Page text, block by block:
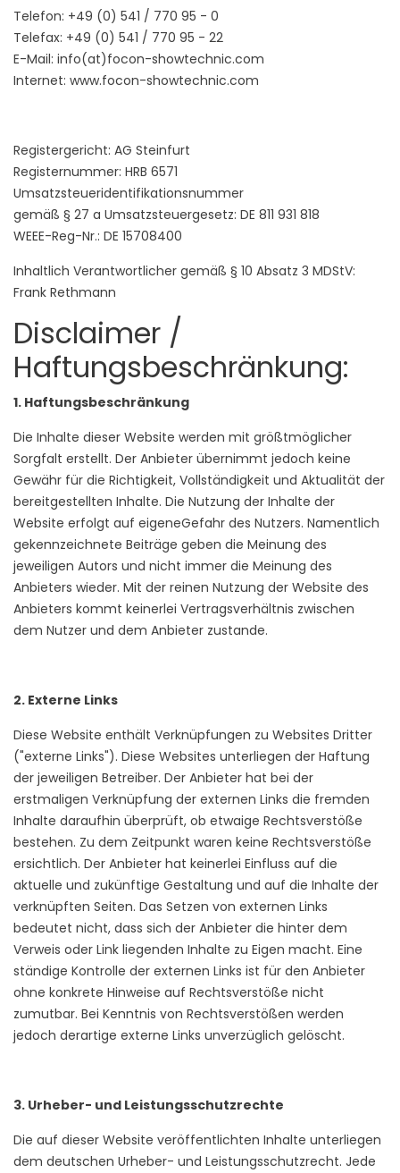
Telefon: +49 (0) 541 / 770 95 - 0
Telefax: +49 (0) 541 / 770 95 - 22
E-Mail: info(at)focon-showtechnic.com
Internet: www.focon-showtechnic.com
Registergericht: AG Steinfurt
Registernummer: HRB 6571
Umsatzsteueridentifikationsnummer
gemäß § 27 a Umsatzsteuergesetz: DE 811 931 818
WEEE-Reg-Nr.: DE 15708400
Inhaltlich Verantwortlicher gemäß § 10 Absatz 3 MDStV:
Frank Rethmann
Disclaimer /
Haftungsbeschränkung:
1. Haftungsbeschränkung
Die Inhalte dieser Website werden mit größtmöglicher
Sorgfalt erstellt. Der Anbieter übernimmt jedoch keine
Gewähr für die Richtigkeit, Vollständigkeit und Aktualität der
bereitgestellten Inhalte. Die Nutzung der Inhalte der
Website erfolgt auf eigeneGefahr des Nutzers. Namentlich
gekennzeichnete Beiträge geben die Meinung des
jeweiligen Autors und nicht immer die Meinung des
Anbieters wieder. Mit der reinen Nutzung der Website des
Anbieters kommt keinerlei Vertragsverhältnis zwischen
dem Nutzer und dem Anbieter zustande.
2. Externe Links
Diese Website enthält Verknüpfungen zu Websites Dritter
("externe Links"). Diese Websites unterliegen der Haftung
der jeweiligen Betreiber. Der Anbieter hat bei der
erstmaligen Verknüpfung der externen Links die fremden
Inhalte daraufhin überprüft, ob etwaige Rechtsverstöße
bestehen. Zu dem Zeitpunkt waren keine Rechtsverstöße
ersichtlich. Der Anbieter hat keinerlei Einfluss auf die
aktuelle und zukünftige Gestaltung und auf die Inhalte der
verknüpften Seiten. Das Setzen von externen Links
bedeutet nicht, dass sich der Anbieter die hinter dem
Verweis oder Link liegenden Inhalte zu Eigen macht. Eine
ständige Kontrolle der externen Links ist für den Anbieter
ohne konkrete Hinweise auf Rechtsverstöße nicht
zumutbar. Bei Kenntnis von Rechtsverstößen werden
jedoch derartige externe Links unverzüglich gelöscht.
3. Urheber- und Leistungsschutzrechte
Die auf dieser Website veröffentlichten Inhalte unterliegen
dem deutschen Urheber- und Leistungsschutzrecht. Jede